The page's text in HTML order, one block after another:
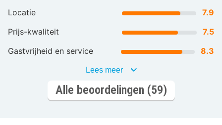
Locatie
7.9
Prijs-kwaliteit
7.5
Gastvrijheid en service
8.3
Lees meer
Alle beoordelingen (59)